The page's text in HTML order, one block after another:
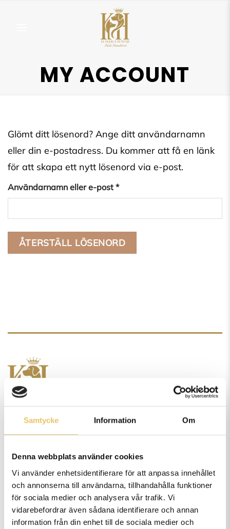
Samtycke Information Om
Denna webbplats använder cookies
Vi använder enhetsidentifierare för att anpassa innehållet
och annonserna till användarna, tillhandahålla funktioner
för sociala medier och analysera vår trafik. Vi
vidarebefordrar även sådana identifierare och annan
information från din enhet till de sociala medier och
MY ACCOUNT
Glömt ditt lösenord? Ange ditt användarnamn
eller din e-postadress. Du kommer att få en länk
för att skapa ett nytt lösenord via e-post.
Användarnamn eller e-post *Obligatoriskt
ÅTERSTÄLL LÖSENORD
yrkesutbildningar, hundsim, rehabilitering, friskvård och
Vi har välutbildade & duktiga instruktörer/lärare och erfarna
rehabiliteringterapeuter. Vi har drygt 2500kvm lokalyta som